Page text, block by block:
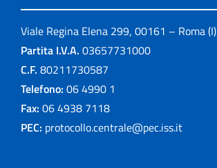
Viale Regina Elena 299, 00161 – Roma (I)
Partita I.V.A. 03657731000
C.F. 80211730587
Telefono: 06 4990 1
Fax: 06 4938 7118
PEC: protocollo.centrale@pec.iss.it